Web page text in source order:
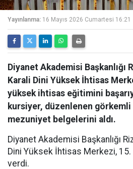
Yayınlanma: 16 Mayıs 2026 Cumartesi 16:21
Diyanet Akademisi Başkanlığı
Karali Dini Yüksek İhtisas
yüksek ihtisas eğitimini
kursiyer, düzenlenen
mezuniyet belgelerini aldı.
Diyanet Akademisi Başkanlığı
Dini Yüksek İhtisas Merkezi, 15.
verdi.